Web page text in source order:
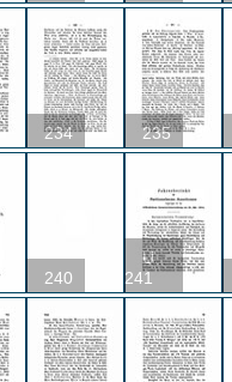
234 235
240
U
241